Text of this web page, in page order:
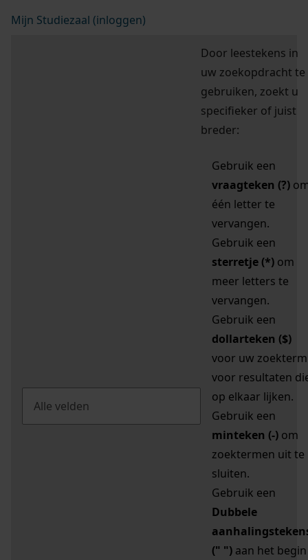
Mijn Studiezaal (inloggen)
Door leestekens in
uw zoekopdracht te
gebruiken, zoekt u
specifieker of juist
breder:
Gebruik een
vraagteken (?)
één letter te
vervangen.
Gebruik een
sterretje (*) om
meer letters te
vervangen.
Gebruik een
dollarteken ($)
voor uw zoekterm
voor resultaten
op elkaar lijken.
Gebruik een
minteken (-) om
zoektermen uit te
sluiten.
Gebruik een
Dubbele
(" ") aan het begin